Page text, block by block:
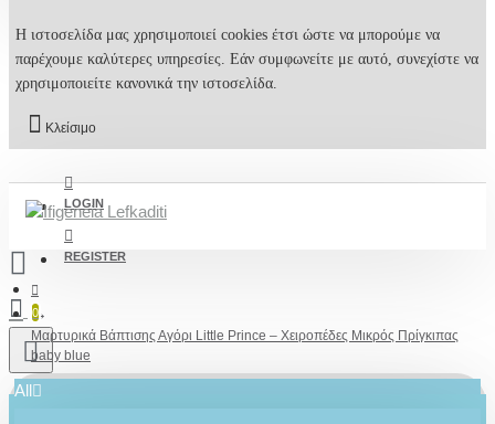
Η ιστοσελίδα μας χρησιμοποιεί cookies έτσι ώστε να μπορούμε να
παρέχουμε καλύτερες υπηρεσίες. Εάν συμφωνείτε με αυτό, συνεχίστε να
χρησιμοποιείτε κανονικά την ιστοσελίδα.
Κλείσιμο
LOGIN
REGISTER
0
All
Μαρτυρικά Βάπτισης Αγόρι Little Prince – Xειροπέδες Μικρός Πρίγκιπας
baby blue